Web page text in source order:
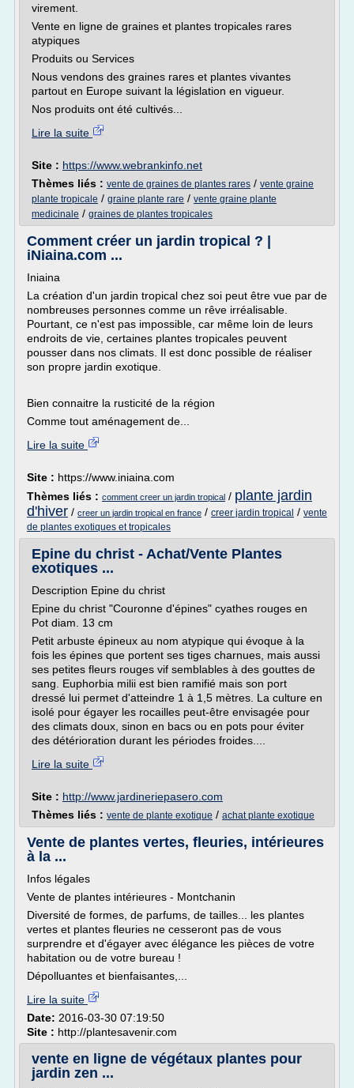
virement.
Vente en ligne de graines et plantes tropicales rares
atypiques
Produits ou Services
Nous vendons des graines rares et plantes vivantes
partout en Europe suivant la législation en vigueur.
Nos produits ont été cultivés...
Lire la suite
Site : https://www.webrankinfo.net
Thèmes liés : vente de graines de plantes rares / vente graine
plante tropicale / graine plante rare / vente graine plante
medicinale / graines de plantes tropicales
Comment créer un jardin tropical ? |
iNiaina.com ...
Iniaina
La création d'un jardin tropical chez soi peut être vue par de
nombreuses personnes comme un rêve irréalisable.
Pourtant, ce n'est pas impossible, car même loin de leurs
endroits de vie, certaines plantes tropicales peuvent
pousser dans nos climats. Il est donc possible de réaliser
son propre jardin exotique.
Bien connaitre la rusticité de la région
Comme tout aménagement de...
Lire la suite
Site : https://www.iniaina.com
Thèmes liés : comment creer un jardin tropical / plante jardin
d'hiver / creer un jardin tropical en france / creer jardin tropical / vente
de plantes exotiques et tropicales
Epine du christ - Achat/Vente Plantes
exotiques ...
Description Epine du christ
Epine du christ "Couronne d'épines" cyathes rouges en
Pot diam. 13 cm
Petit arbuste épineux au nom atypique qui évoque à la
fois les épines que portent ses tiges charnues, mais aussi
ses petites fleurs rouges vif semblables à des gouttes de
sang. Euphorbia milii est bien ramifié mais son port
dressé lui permet d'atteindre 1 à 1,5 mètres. La culture en
isolé pour égayer les rocailles peut-être envisagée pour
des climats doux, sinon en bacs ou en pots pour éviter
des détérioration durant les périodes froides....
Lire la suite
Site : http://www.jardineriepasero.com
Thèmes liés : vente de plante exotique / achat plante exotique
Vente de plantes vertes, fleuries, intérieures
à la ...
Infos légales
Vente de plantes intérieures - Montchanin
Diversité de formes, de parfums, de tailles... les plantes
vertes et plantes fleuries ne cesseront pas de vous
surprendre et d'égayer avec élégance les pièces de votre
habitation ou de votre bureau !
Dépolluantes et bienfaisantes,...
Lire la suite
Date: 2016-03-30 07:19:50
Site : http://plantesavenir.com
vente en ligne de végétaux plantes pour
jardin zen ...